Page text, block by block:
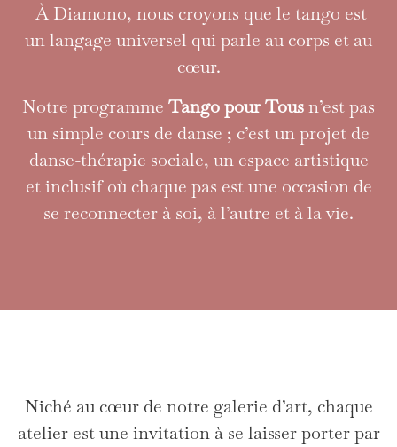
QU’UNE DANSE:
UNE RENCONTRE
À Diamono, nous croyons que le tango est
un langage universel qui parle au corps et au
cœur.
Notre programme Tango pour Tousn’est pas
un simple cours de danse ; c’est un projet de
danse-thérapie sociale, un espace artistique
et inclusif où chaque pas est une occasion de
se reconnecter à soi, à l’autre et à la vie.
Niché au cœur de notre galerie d’art, chaque
atelier est une invitation à se laisser porter par